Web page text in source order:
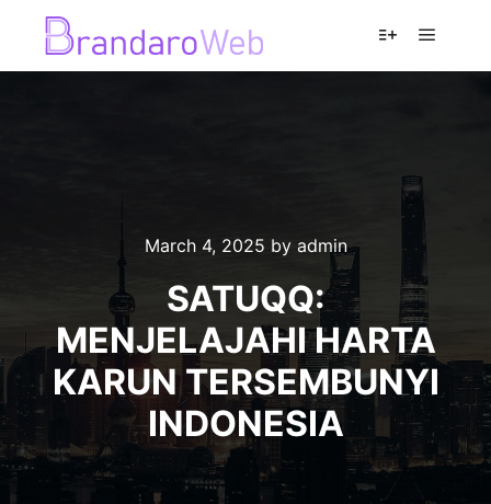
March 4, 2025 by admin
SATUQQ:
MENJELAJAHI HARTA
KARUN TERSEMBUNYI
INDONESIA